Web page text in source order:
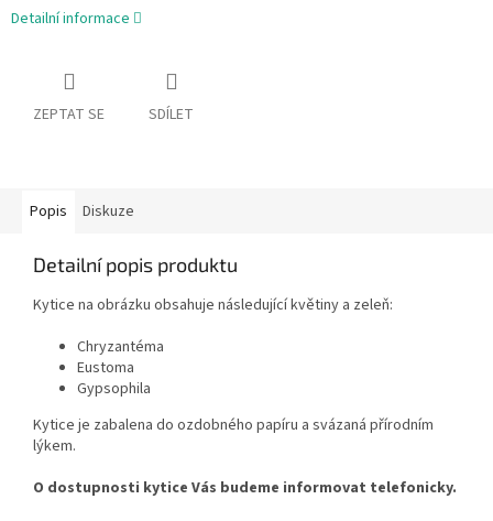
Detailní informace
ZEPTAT SE SDÍLET
Popis Diskuze
Detailní popis produktu
Kytice na obrázku obsahuje následující květiny a zeleň:
Chryzantéma
Eustoma
Gypsophila
Kytice je zabalena do ozdobného papíru a svázaná přírodním
lýkem.
O dostupnosti kytice Vás budeme informovat telefonicky.